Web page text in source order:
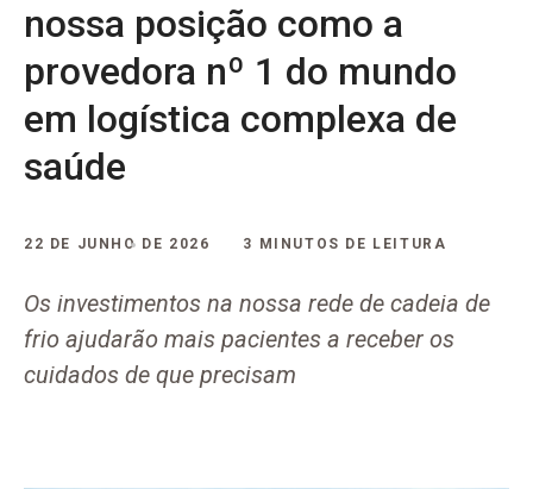
nossa posição como a
provedora nº 1 do mundo
em logística complexa de
saúde
22 DE JUNHO DE 2026 3 MINUTOS DE LEITURA
Os investimentos na nossa rede de cadeia de
frio ajudarão mais pacientes a receber os
cuidados de que precisam